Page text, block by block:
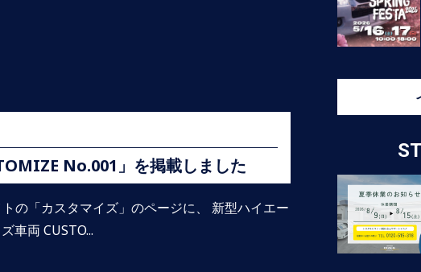
No.001」を掲載しました
の「カスタマイズ」のページに、 新型ハイエー
車両 CUSTO...